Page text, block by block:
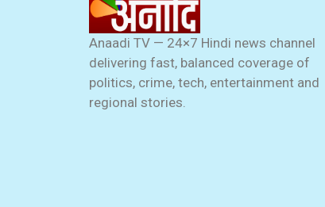
Anaadi TV — 24×7 Hindi news channel
delivering fast, balanced coverage of
politics, crime, tech, entertainment and
regional stories.